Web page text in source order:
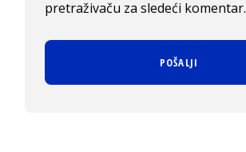
pretraživaču za sledeći komentar.